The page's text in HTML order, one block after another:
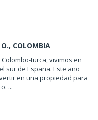
COLOMBIA
turca, vivimos en
sur de España. Este año
en una propiedad para
...